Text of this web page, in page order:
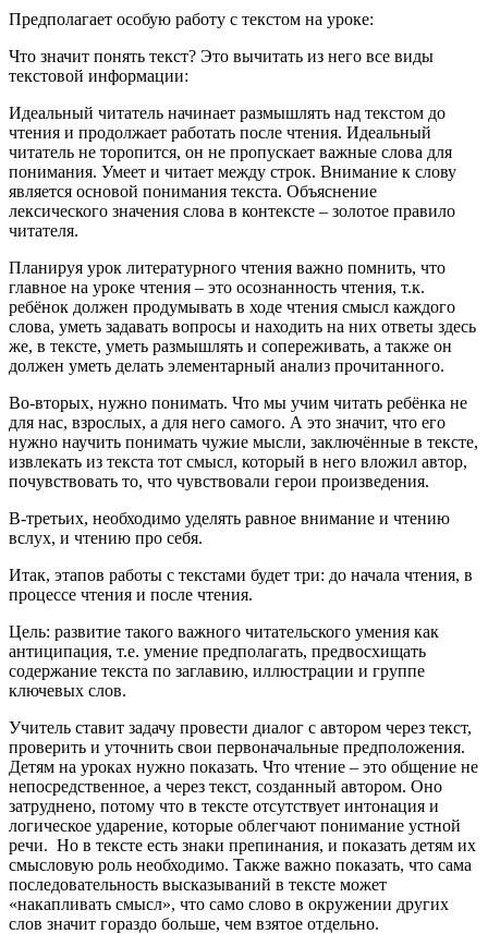
Предполагает особую работу с текстом на уроке:
Что значит понять текст? Это вычитать из него все виды
текстовой информации:
Идеальный читатель начинает размышлять над текстом до
чтения и продолжает работать после чтения. Идеальный
читатель не торопится, он не пропускает важные слова для
понимания. Умеет и читает между строк. Внимание к слову
является основой понимания текста. Объяснение
лексического значения слова в контексте – золотое правило
читателя.
Планируя урок литературного чтения важно помнить, что
главное на уроке чтения – это осознанность чтения, т.к.
ребёнок должен продумывать в ходе чтения смысл каждого
слова, уметь задавать вопросы и находить на них ответы здесь
же, в тексте, уметь размышлять и сопереживать, а также он
должен уметь делать элементарный анализ прочитанного.
Во-вторых, нужно понимать. Что мы учим читать ребёнка не
для нас, взрослых, а для него самого. А это значит, что его
нужно научить понимать чужие мысли, заключённые в тексте,
извлекать из текста тот смысл, который в него вложил автор,
почувствовать то, что чувствовали герои произведения.
В-третьих, необходимо уделять равное внимание и чтению
вслух, и чтению про себя.
Итак, этапов работы с текстами будет три: до начала чтения, в
процессе чтения и после чтения.
Цель: развитие такого важного читательского умения как
антиципация, т.е. умение предполагать, предвосхищать
содержание текста по заглавию, иллюстрации и группе
ключевых слов.
Учитель ставит задачу провести диалог с автором через текст,
проверить и уточнить свои первоначальные предположения.
Детям на уроках нужно показать. Что чтение – это общение не
непосредственное, а через текст, созданный автором. Оно
затруднено, потому что в тексте отсутствует интонация и
логическое ударение, которые облегчают понимание устной
речи. Но в тексте есть знаки препинания, и показать детям их
смысловую роль необходимо. Также важно показать, что сама
последовательность высказываний в тексте может
«накапливать смысл», что само слово в окружении других
слов значит гораздо больше, чем взятое отдельно.